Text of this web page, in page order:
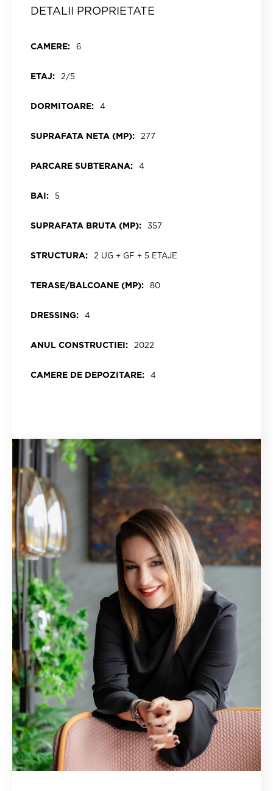
DETALII PROPRIETATE
CAMERE: 6
ETAJ: 2/5
DORMITOARE: 4
SUPRAFATA NETA (MP): 277
PARCARE SUBTERANA: 4
BAI: 5
SUPRAFATA BRUTA (MP): 357
STRUCTURA: 2 UG + GF + 5 ETAJE
TERASE/BALCOANE (MP): 80
DRESSING: 4
ANUL CONSTRUCTIEI: 2022
CAMERE DE DEPOZITARE: 4